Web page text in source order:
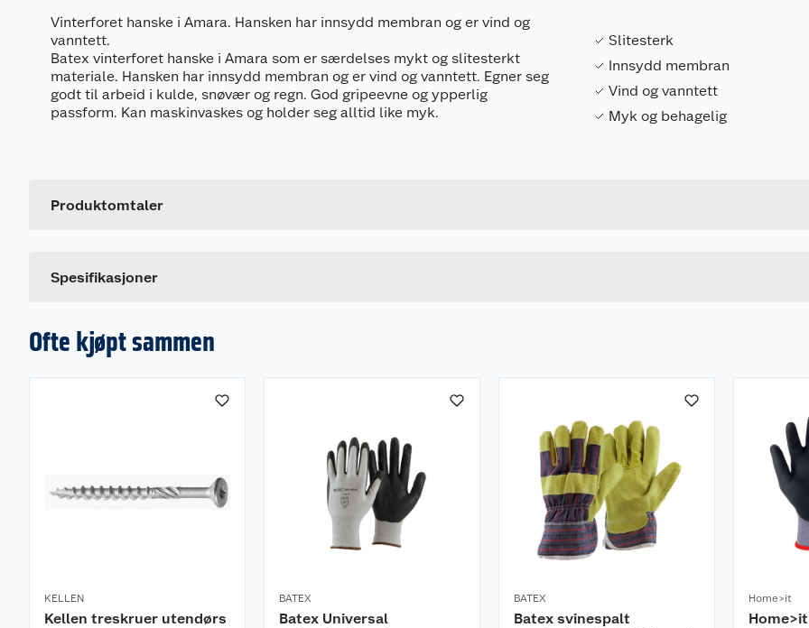
Vinterforet hanske i Amara. Hansken har innsydd membran og er vind og
vanntett.
Batex vinterforet hanske i Amara som er særdelses mykt og slitesterkt
materiale. Hansken har innsydd membran og er vind og vanntett. Egner seg
godt til arbeid i kulde, snøvær og regn. God gripeevne og ypperlig
passform. Kan maskinvaskes og holder seg alltid like myk.
Slitesterk
Innsydd membran
Vind og vanntett
Myk og behagelig
Produktomtaler
Spesifikasjoner
Leverandørens artikkelnummer
Ofte kjøpt sammen
KELLEN
Kellen treskruer utendørs
BATEX
Batex Universal
BATEX
Batex svinespalt
Home>it